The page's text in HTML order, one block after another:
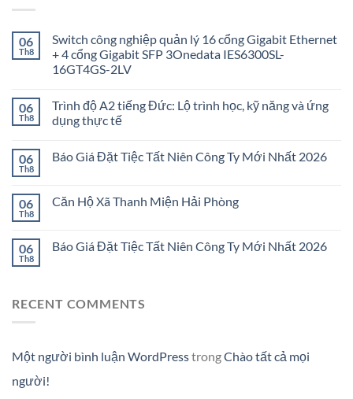
06
Th8
Switch công nghiệp quản lý 16 cổng Gigabit Ethernet
+ 4 cổng Gigabit SFP 3Onedata IES6300SL-
16GT4GS-2LV
06
Th8
Trình độ A2 tiếng Đức: Lộ trình học, kỹ năng và ứng
dụng thực tế
06
Th8
Báo Giá Đặt Tiệc Tất Niên Công Ty Mới Nhất 2026
06
Th8
Căn Hộ Xã Thanh Miện Hải Phòng
06
Th8
Báo Giá Đặt Tiệc Tất Niên Công Ty Mới Nhất 2026
RECENT COMMENTS
Một người bình luận WordPresstrongChào tất cả mọi
người!